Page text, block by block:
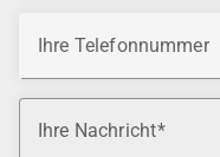
Ihre Telefonnummer
Ihre Nachricht